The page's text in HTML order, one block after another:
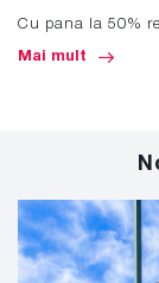
Cu pana la 50%
Mai mult